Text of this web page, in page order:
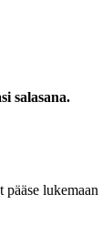
salasana.